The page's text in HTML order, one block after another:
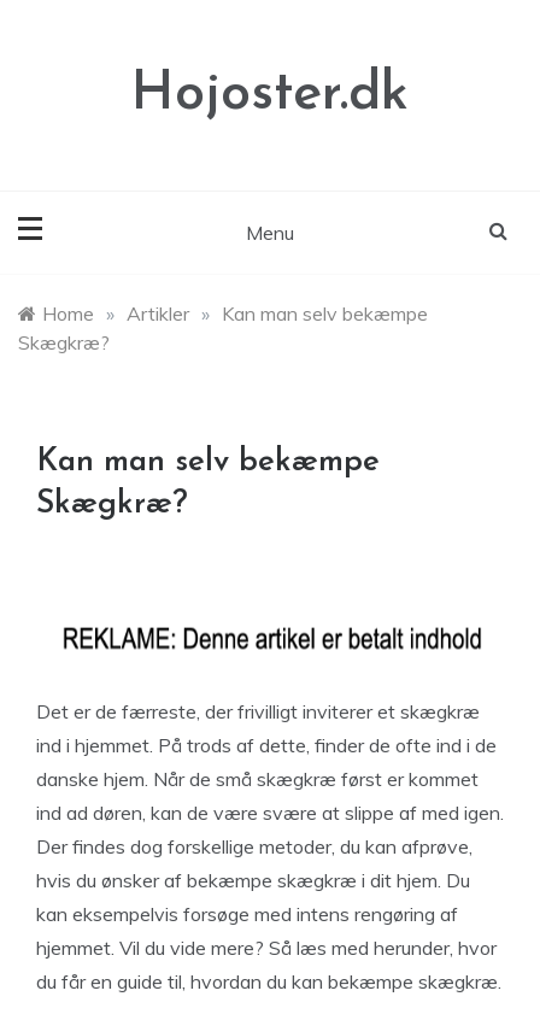
Hojoster.dk
Menu
Home » Artikler » Kan man selv bekæmpe
Skægkræ?
Kan man selv bekæmpe
Skægkræ?
Det er de færreste, der frivilligt inviterer et skægkræ
ind i hjemmet. På trods af dette, finder de ofte ind i de
danske hjem. Når de små skægkræ først er kommet
ind ad døren, kan de være svære at slippe af med igen.
Der findes dog forskellige metoder, du kan afprøve,
hvis du ønsker af bekæmpe skægkræ i dit hjem. Du
kan eksempelvis forsøge med intens rengøring af
hjemmet. Vil du vide mere? Så læs med herunder, hvor
du får en guide til, hvordan du kan bekæmpe skægkræ.